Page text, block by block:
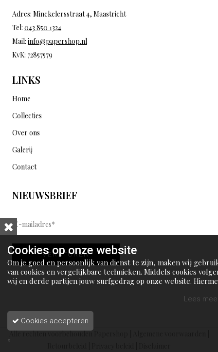
Adres: Minckelersstraat 4, Maastricht
Tel: 043 850 1324
Mail: info@papershop.nl
KvK: 72857579
LINKS
Home
Collecties
Over ons
Galerij
Contact
NIEUWSBRIEF
E
-
m
a
i
l
d
r
VERSTUREN
Cookies op onze website
Om je goed en persoonlijk van dienst te zijn, maken wij
van cookies en vergelijkbare technieken. Middels cookies
wij en derde partijen jouw surfgedrag op onze website.
Lees
Cookies accepteren
»